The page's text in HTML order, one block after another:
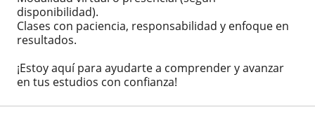
disponibilidad).
Clases con paciencia, responsabilidad y enfoque en
resultados.
¡Estoy aquí para ayudarte a comprender y avanzar
en tus estudios con confianza!